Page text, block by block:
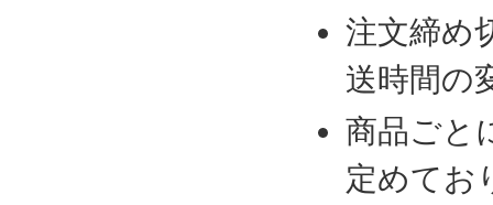
注文締め
送時間の
商品ごと
定めてお